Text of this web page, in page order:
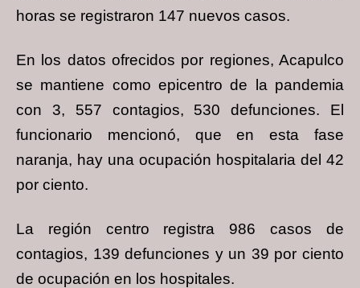
horas se registraron 147 nuevos casos.
En los datos ofrecidos por regiones, Acapulco
se mantiene como epicentro de la pandemia
con 3, 557 contagios, 530 defunciones. El
funcionario mencionó, que en esta fase
naranja, hay una ocupación hospitalaria del 42
por ciento.
La región centro registra 986 casos de
contagios, 139 defunciones y un 39 por ciento
de ocupación en los hospitales.